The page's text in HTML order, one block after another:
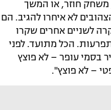
משחק חוזר, או המשך
לא איחרו להגיב. הם
לשניים אחרים שקרו
הכל מתועד. לפני
בסמי עופר – לא פוצץ